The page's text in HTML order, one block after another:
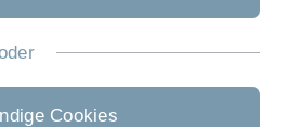
Cookies